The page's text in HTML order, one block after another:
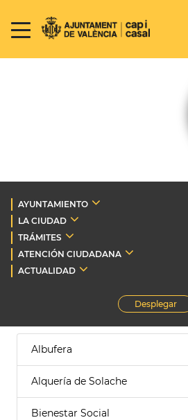
AYUNTAMIENTO
LA CIUDAD
TRÁMITES
ATENCIÓN CIUDADANA
ACTUALIDAD
Desplegar
Albufera
Alquería de Solache
Bienestar Social